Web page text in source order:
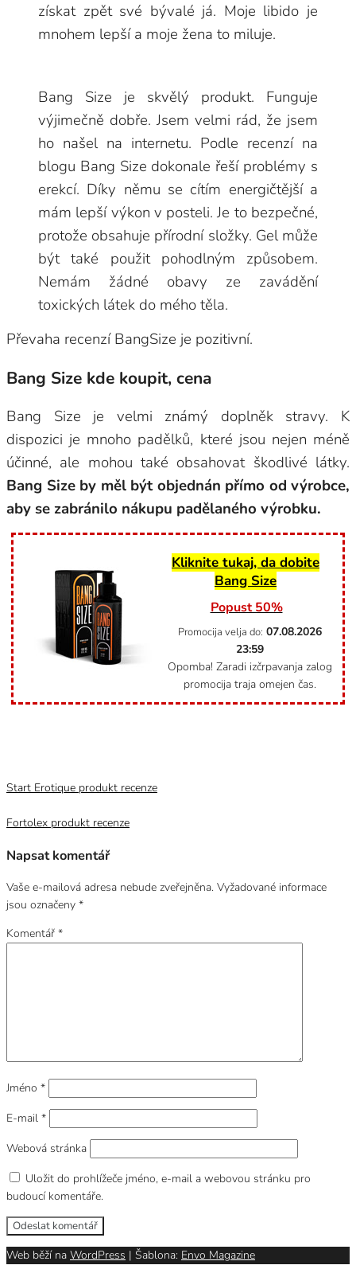
získat zpět své bývalé já. Moje libido je
mnohem lepší a moje žena to miluje.
Bang Size je skvělý produkt. Funguje
výjimečně dobře. Jsem velmi rád, že jsem
ho našel na internetu. Podle recenzí na
blogu Bang Size dokonale řeší problémy s
erekcí. Díky němu se cítím energičtější a
mám lepší výkon v posteli. Je to bezpečné,
protože obsahuje přírodní složky. Gel může
být také použit pohodlným způsobem.
Nemám žádné obavy ze zavádění
toxických látek do mého těla.
Převaha recenzí BangSize je pozitivní.
Bang Size kde koupit, cena
Bang Size je velmi známý doplněk stravy. K
dispozici je mnoho padělků, které jsou nejen méně
účinné, ale mohou také obsahovat škodlivé látky.
Bang Size by měl být objednán přímo od výrobce,
aby se zabránilo nákupu padělaného výrobku.
Kliknite tukaj, da dobite
Bang Size
Popust 50%
Promocija velja do: 07.08.2026
23:59
Opomba! Zaradi izčrpavanja zalog
promocija traja omejen čas.
Start Erotique produkt recenze
Fortolex produkt recenze
Napsat komentář
Vaše e-mailová adresa nebude zveřejněna. Vyžadované informace
jsou označeny *
Komentář *
Jméno *
E-mail *
Webová stránka
Uložit do prohlížeče jméno, e-mail a webovou stránku pro
budoucí komentáře.
Web běží na WordPress | Šablona: Envo Magazine